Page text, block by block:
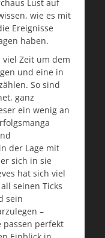
Lust auf
wie es mit
Ereignisse
haben.
viel Zeit um dem
und eine in
So sind
ganz
ein wenig an
der Lage mit
sich in sie
hat sich viel
seinen Ticks
sein
–
passen perfekt